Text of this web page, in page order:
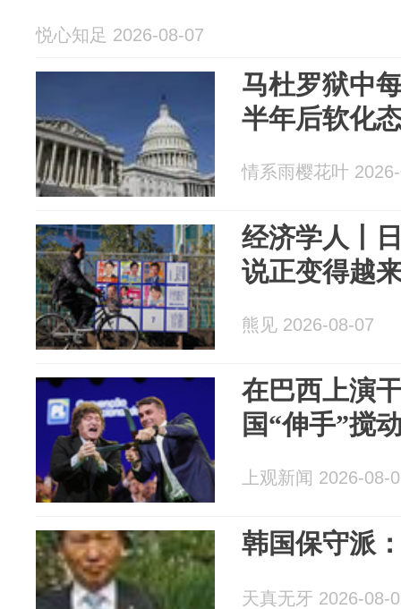
悦心知足 2026-08-07
马杜罗狱中
半年后软化
情系雨樱花叶
经济学人丨
说正变得越
熊见 2026-08-07
在巴西上演
国“伸手”搅
上观新闻 2026-08-
韩国保守派
天真无牙 2026-08-